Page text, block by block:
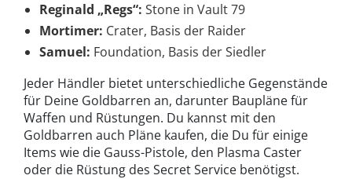
Reginald „Regs“: Stone in Vault 79
Mortimer: Crater, Basis der Raider
Samuel: Foundation, Basis der Siedler
Jeder Händler bietet unterschiedliche Gegenstände
für Deine Goldbarren an, darunter Baupläne für
Waffen und Rüstungen. Du kannst mit den
Goldbarren auch Pläne kaufen, die Du für einige
Items wie die Gauss-Pistole, den Plasma Caster
oder die Rüstung des Secret Service benötigst.